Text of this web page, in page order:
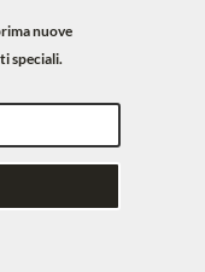
nuove
speciali.